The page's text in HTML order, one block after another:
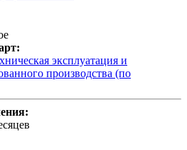
эксплуатация и
производства (по